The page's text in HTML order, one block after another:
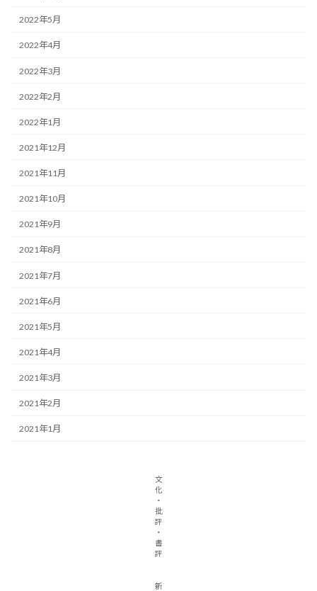
2022年5月
2022年4月
2022年3月
2022年2月
2022年1月
2021年12月
2021年11月
2021年10月
2021年9月
2021年8月
2021年7月
2021年6月
2021年5月
2021年4月
2021年3月
2021年2月
2021年1月
文
化
・
批
評
・
書
評
新